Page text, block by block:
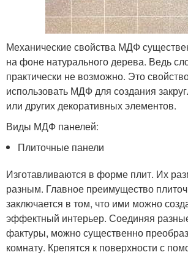
Механические свойства МДФ
на фоне натурального дерева. Ведь
практически не возможно. Это
использовать МДФ для создания
или других декоративных элементов.
Виды МДФ панелей:
Плиточные панели
Изготавливаются в форме плит. Их
разным. Главное преимущество
заключается в том, что ими можно
эффектный интерьер. Соединяя
фактуры, можно существенно
комнату. Крепятся к поверхности с